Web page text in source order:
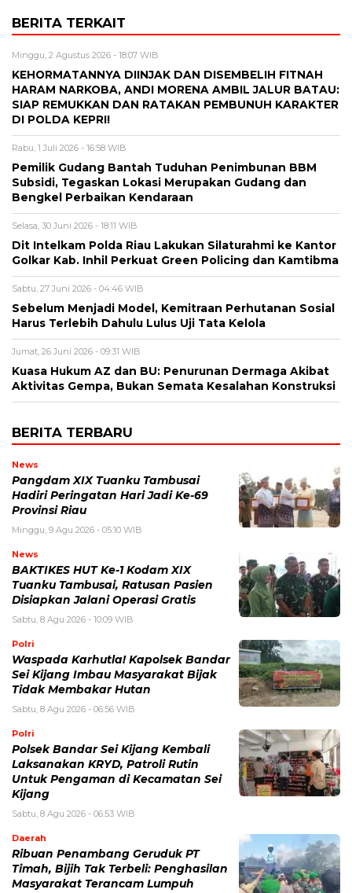
BERITA TERKAIT
Minggu, 2 Agustus 2026 - 18:07 WIB
KEHORMATANNYA DIINJAK DAN DISEMBELIH FITNAH
HARAM NARKOBA, ANDI MORENA AMBIL JALUR BATAU:
SIAP REMUKKAN DAN RATAKAN PEMBUNUH KARAKTER
DI POLDA KEPRI!
Rabu, 1 Juli 2026 - 16:58 WIB
Pemilik Gudang Bantah Tuduhan Penimbunan BBM
Subsidi, Tegaskan Lokasi Merupakan Gudang dan
Bengkel Perbaikan Kendaraan
Selasa, 30 Juni 2026 - 18:11 WIB
Dit Intelkam Polda Riau Lakukan Silaturahmi ke Kantor
Golkar Kab. Inhil Perkuat Green Policing dan Kamtibma
Sabtu, 27 Juni 2026 - 04:46 WIB
Sebelum Menjadi Model, Kemitraan Perhutanan Sosial
Harus Terlebih Dahulu Lulus Uji Tata Kelola
Jumat, 26 Juni 2026 - 09:31 WIB
Kuasa Hukum AZ dan BU: Penurunan Dermaga Akibat
Aktivitas Gempa, Bukan Semata Kesalahan Konstruksi
BERITA TERBARU
News
Pangdam XIX Tuanku Tambusai
Hadiri Peringatan Hari Jadi Ke-69
Provinsi Riau
Minggu, 9 Agu 2026 - 05:10 WIB
News
BAKTIKES HUT Ke-1 Kodam XIX
Tuanku Tambusai, Ratusan Pasien
Disiapkan Jalani Operasi Gratis
Sabtu, 8 Agu 2026 - 10:09 WIB
Polri
Waspada Karhutla! Kapolsek Bandar
Sei Kijang Imbau Masyarakat Bijak
Tidak Membakar Hutan
Sabtu, 8 Agu 2026 - 06:56 WIB
Polri
Polsek Bandar Sei Kijang Kembali
Laksanakan KRYD, Patroli Rutin
Untuk Pengaman di Kecamatan Sei
Kijang
Sabtu, 8 Agu 2026 - 06:53 WIB
Daerah
Ribuan Penambang Geruduk PT
Timah, Bijih Tak Terbeli: Penghasilan
Masyarakat Terancam Lumpuh